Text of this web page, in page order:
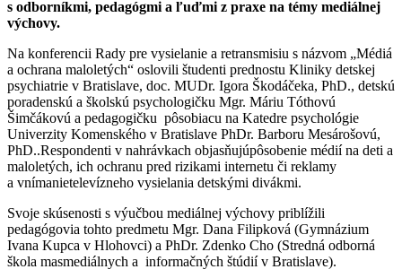
s odborníkmi, pedagógmi a ľuďmi z praxe na témy mediálnej
výchovy.
Na konferencii Rady pre vysielanie a retransmisiu s názvom „Médiá
a ochrana maloletých“ oslovili študenti prednostu Kliniky detskej
psychiatrie v Bratislave, doc. MUDr. Igora Škodáčeka, PhD., detskú
poradenskú a školskú psychologičku Mgr. Máriu Tóthovú
Šimčákovú a pedagogičku pôsobiacu na Katedre psychológie
Univerzity Komenského v Bratislave PhDr. Barboru Mesárošovú,
PhD..Respondenti v nahrávkach objasňujúpôsobenie médií na deti a
maloletých, ich ochranu pred rizikami internetu či reklamy
a vnímanietelevízneho vysielania detskými divákmi.
Svoje skúsenosti s výučbou mediálnej výchovy priblížili
pedagógovia tohto predmetu Mgr. Dana Filipková (Gymnázium
Ivana Kupca v Hlohovci) a PhDr. Zdenko Cho (Stredná odborná
škola masmediálnych a informačných štúdií v Bratislave).